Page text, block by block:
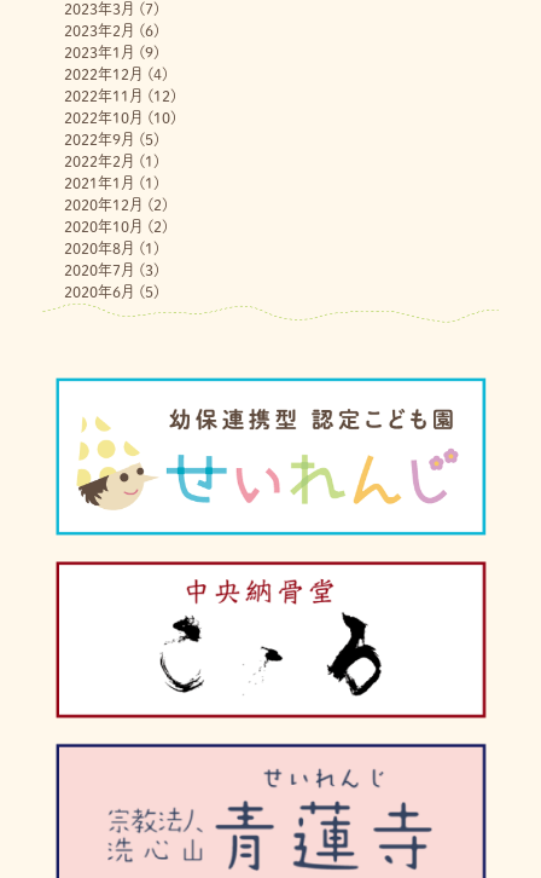
2023年3月 (7)
2023年2月 (6)
2023年1月 (9)
2022年12月 (4)
2022年11月 (12)
2022年10月 (10)
2022年9月 (5)
2022年2月 (1)
2021年1月 (1)
2020年12月 (2)
2020年10月 (2)
2020年8月 (1)
2020年7月 (3)
2020年6月 (5)